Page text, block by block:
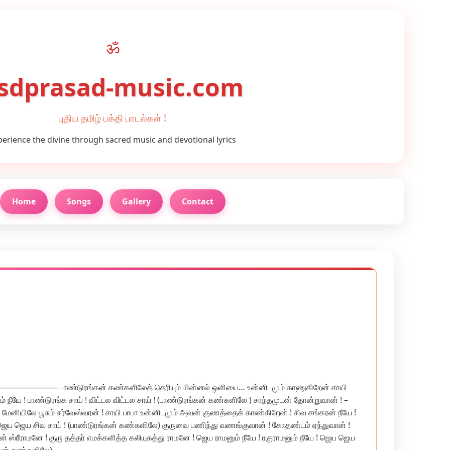
ॐ
music.com
புதிய தமிழ் பக்தி பாடல்கள் !
the divine through sacred music and devotional lyrics
Home Songs Gallery Contact
பாண்டுரங்கன் கண்களிலேத் தெரியும் மின்னல் ஒளியை… உன்னிடமும் காணுகிறேன் சாயி
நீயே ! பாண்டுரங்க சாய் ! விட்டல விட்டல சாய் ! (பாண்டுரங்கன் கண்களிலே ) சாந்தமுடன் தோன்றுவான் ! –
பூசும் சர்வேஸ்வரன் ! சாயி பாபா உன்னிடமும் அவன் குணத்தைக் காண்கிறேன் ! சிவ சங்கரன் நீயே !
! ஜெய ஜெய சிவ சாய் ! (பாண்டுரங்கன் கண்களிலே) குருவை பணிந்து வணங்குவான் ! கோதண்டம் ஏந்துவான் !
! குரு தத்தர் எமக்களித்த கலியுகத்து ராமனே ! ஜெய ராமனும் நீயே ! ரகுராமனும் நீயே ! ஜெய ஜெய